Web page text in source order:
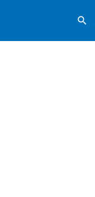
search